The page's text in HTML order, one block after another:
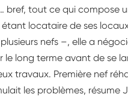
bref, tout ce qui compose
étant locataire de ses
nefs –, elle a
le long terme avant de se
travaux. Première nef
les problèmes, résume